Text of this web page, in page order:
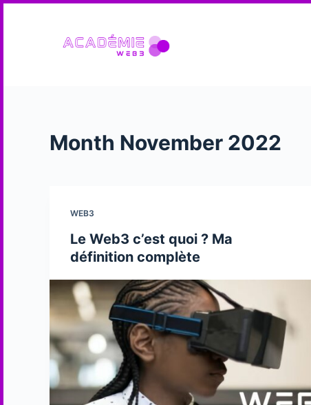
Month November 2022
WEB3
Le Web3 c’est quoi ? Ma
définition complète